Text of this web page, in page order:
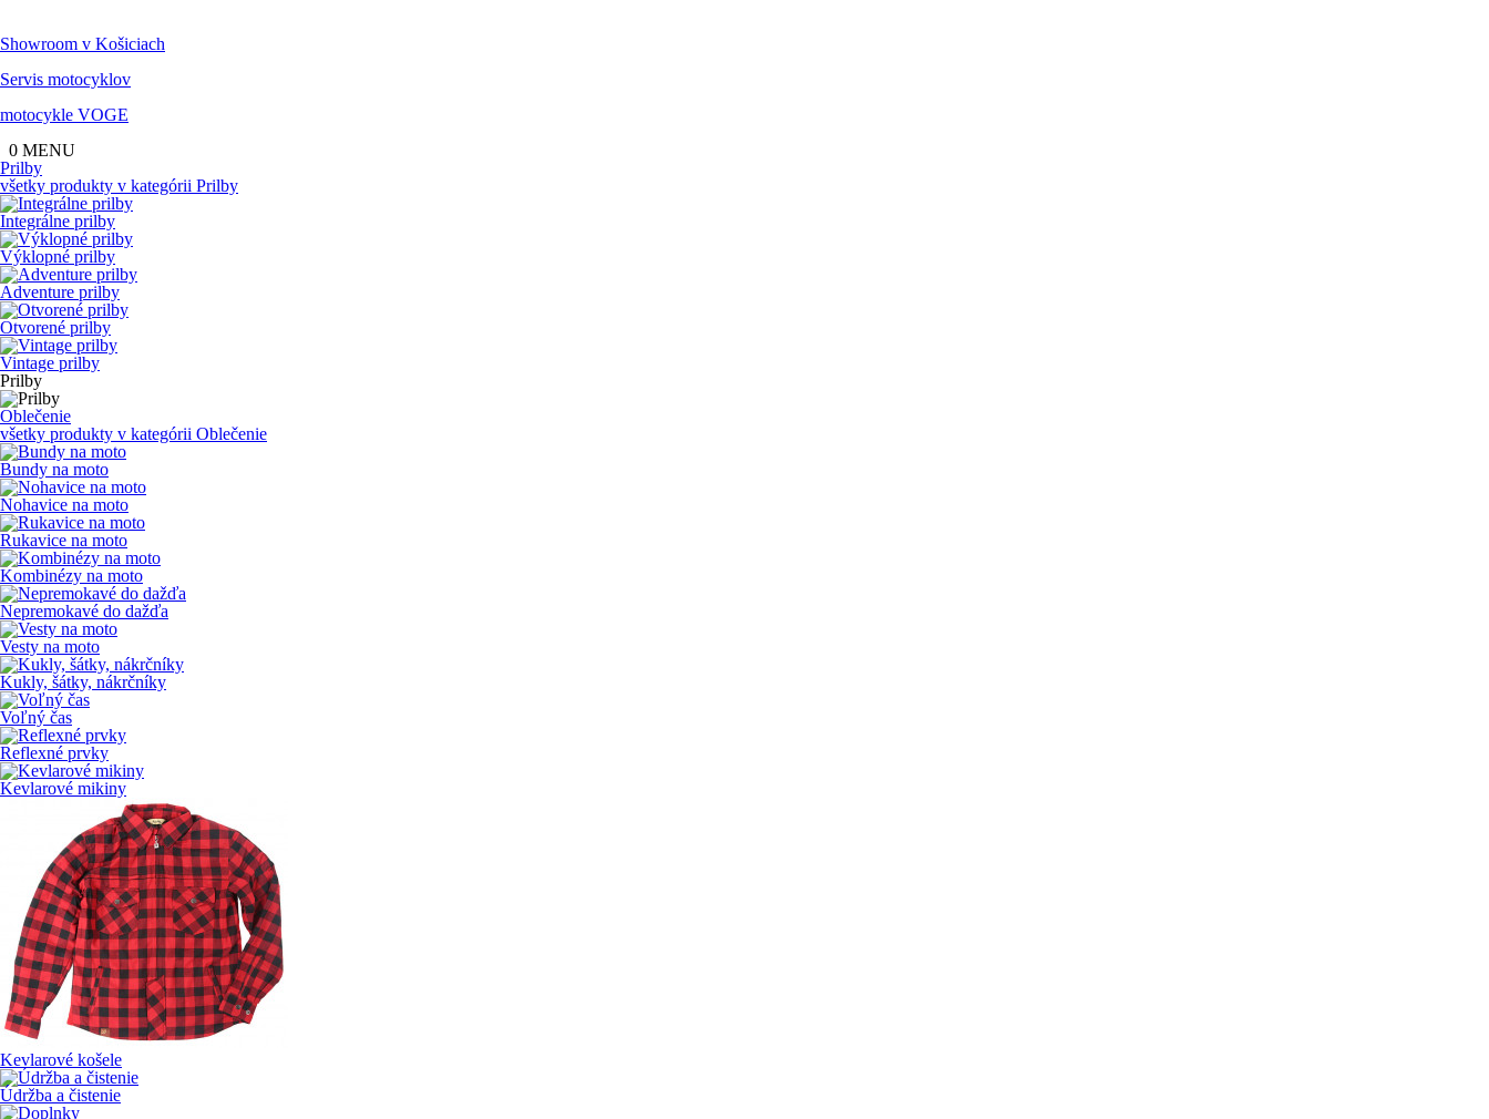
Showroom v Košiciach
Servis motocyklov
motocykle VOGE
0 MENU
Prilby
všetky produkty v kategórii Prilby
Integrálne prilby
Výklopné prilby
Adventure prilby
Otvorené prilby
Vintage prilby
Prilby
Oblečenie
všetky produkty v kategórii Oblečenie
Bundy na moto
Nohavice na moto
Rukavice na moto
Kombinézy na moto
Nepremokavé do dažďa
Vesty na moto
Kukly, šátky, nákrčníky
Voľný čas
Reflexné prvky
Kevlarové mikiny
Kevlarové košele
Údržba a čistenie